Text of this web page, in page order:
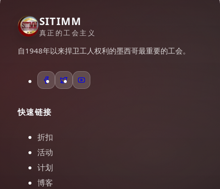
SITIMM
真正的工会主义
自1948年以来捍卫工人权利的墨西哥最重要的工会。
快速链接
折扣
活动
计划
博客